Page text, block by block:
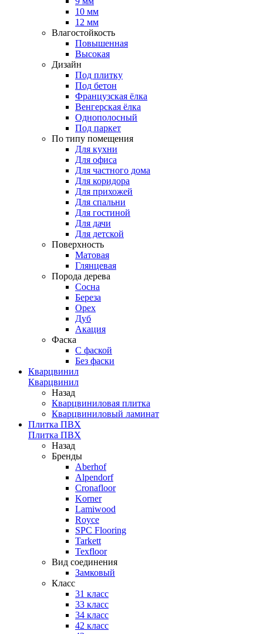
10 мм
12 мм
Влагостойкость
Повышенная
Высокая
Дизайн
Под плитку
Под бетон
Французская ёлка
Венгерская ёлка
Однополосный
Под паркет
По типу помещения
Для кухни
Для офиса
Для частного дома
Для коридора
Для прихожей
Для спальни
Для гостиной
Для дачи
Для детской
Поверхность
Матовая
Глянцевая
Порода дерева
Сосна
Береза
Орех
Дуб
Акация
Фаска
С фаской
Без фаски
Кварцвинил
Кварцвинил
Назад
Кварцвиниловая плитка
Кварцвиниловый ламинат
Плитка ПВХ
Плитка ПВХ
Назад
Бренды
Aberhof
Alpendorf
Cronafloor
Korner
Lamiwood
Royce
SPC Flooring
Tarkett
Texfloor
Вид соединения
Замковый
Класс
31 класс
33 класс
34 класс
42 класс